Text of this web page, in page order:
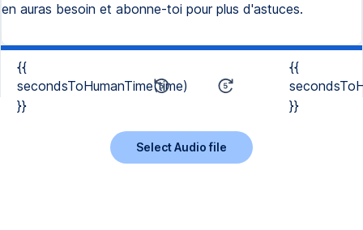
en auras besoin et abonne-toi pour plus d'astuces.
{{
secondsToHumanTime(time)
}}
{{
}}
Select Audio file